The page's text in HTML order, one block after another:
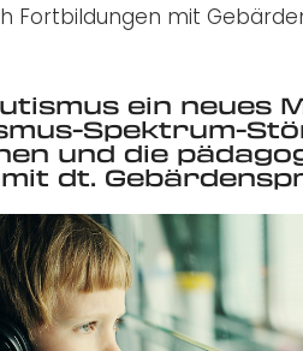
Fortbildungen mit
ein neues
Spektrum-
und die
mit dt.